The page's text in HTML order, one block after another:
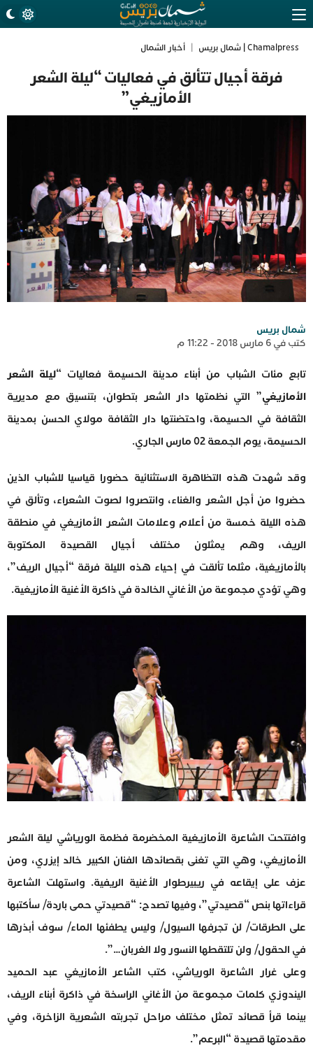
Chamalpress | شمال بريس أخبار الشمال
فرقة أجيال تتألق في فعاليات “ليلة الشعر
الأمازيغي”
شمال بريس
كتب في 6 مارس 2018 - 11:22 م
تابع مئات الشباب من أبناء مدينة الحسيمة فعاليات “ليلة الشعر
الأمازيغي” التي نظمتها دار الشعر بتطوان، بتنسيق مع مديرية
الثقافة في الحسيمة، واحتضنتها دار الثقافة مولاي الحسن بمدينة
الحسيمة، يوم الجمعة 02 مارس الجاري.
وقد شهدت هذه التظاهرة الاستثنائية حضورا قياسيا للشباب الذين
حضروا من أجل الشعر والغناء، وانتصروا لصوت الشعراء، وتألق في
هذه الليلة خمسة من أعلام وعلامات الشعر الأمازيغي في منطقة
الريف، وهم يمثلون مختلف أجيال القصيدة المكتوبة
بالأمازيغية، مثلما تألقت في إحياء هذه الليلة فرقة “أجيال الريف”،
وهي تؤدي مجموعة من الأغاني الخالدة في ذاكرة الأغنية الأمازيغية.
وافتتحت الشاعرة الأمازيغية المخضرمة فظمة الورياشي ليلة الشعر
الأمازيغي، وهي التي تغنى بقصائدها الفنان الكبير خالد إيزري، ومن
عزف على إيقاعه في ريبيرطوار الأغنية الريفية. واستهلت الشاعرة
قراءاتها بنص “قصيدتي”، وفيها تصدح: “قصيدتي حمى باردة/ سأكتبها
على الطرقات/ لن تجرفها السيول/ وليس يطفئها الماء/ سوف أبذرها
في الحقول/ ولن تلتقطها النسور ولا الغربان…”.
وعلى غرار الشاعرة الورياشي، كتب الشاعر الأمازيغي عبد الحميد
اليندوزي كلمات مجموعة من الأغاني الراسخة في ذاكرة أبناء الريف،
بينما قرأ قصائد تمثل مختلف مراحل تجربته الشعرية الزاخرة، وفي
مقدمتها قصيدة “البرعم”.